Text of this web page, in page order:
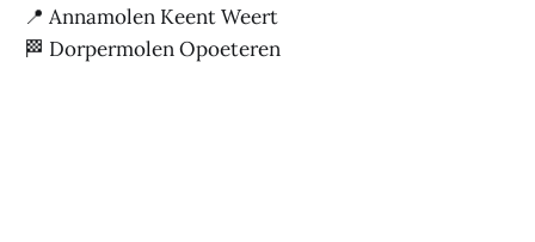
📍 Annamolen Keent Weert
🏁 Dorpermolen Opoeteren